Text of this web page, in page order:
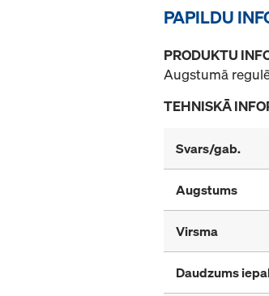
PAPILDU
PRODUKTU
Augstumā
TEHNISKĀ
Svars/gab.
Augstums
Virsma
Daudzums